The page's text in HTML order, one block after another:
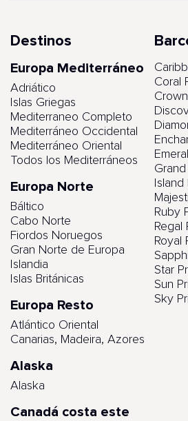
Destinos
Europa Mediterráneo
Adriático
Islas Griegas
Mediterraneo Completo
Mediterráneo Occidental
Mediterráneo Oriental
Todos los Mediterráneos
Europa Norte
Báltico
Cabo Norte
Fiordos Noruegos
Gran Norte de Europa
Islandia
Islas Británicas
Europa Resto
Atlántico Oriental
Canarias, Madeira, Azores
Alaska
Alaska
Canadá costa este
Coral
Ruby
Regal
Royal
Star
Sun
Sky